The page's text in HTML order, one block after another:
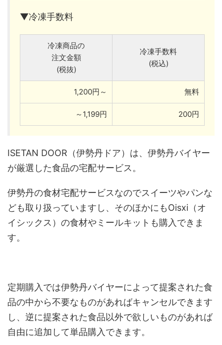
▼冷凍手数料
冷凍商品の
注文金額
(税抜)
冷凍手数料
(税込)
1,200円～ 無料
～1,199円 200円
ISETAN DOOR（伊勢丹ドア）は、伊勢丹バイヤー
が厳選した食品の宅配サービス。
伊勢丹の食材宅配サービスなのでスイーツやパンな
ども取り扱っていますし、そのほかにもOisxi（オ
イシックス）の食材やミールキットも購入できま
す。
定期購入では伊勢丹バイヤーによって提案された食
品の中から不要なものがあればキャンセルできます
し、逆に提案された食品以外で欲しいものがあれば
自由に追加して単品購入できます。